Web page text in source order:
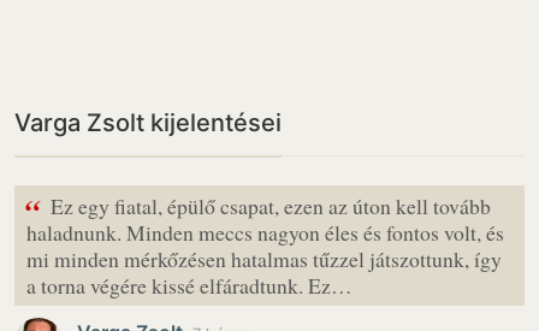
Varga Zsolt kijelentései
“ Ez egy fiatal, épülő csapat, ezen az úton kell tovább
haladnunk. Minden meccs nagyon éles és fontos volt, és
mi minden mérkőzésen hatalmas tűzzel játszottunk, így
a torna végére kissé elfáradtunk. Ez…